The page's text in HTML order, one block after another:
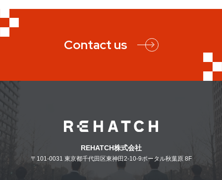
Contact us
REHATCH株式会社
〒101-0031 東京都千代田区東神田2-10-9ポータル秋葉原 8F